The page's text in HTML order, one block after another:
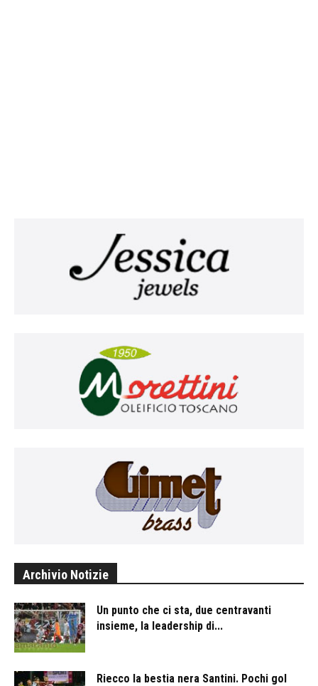
Archivio Notizie
Un punto che ci sta, due centravanti
insieme, la leadership di...
Riecco la bestia nera Santini. Pochi gol